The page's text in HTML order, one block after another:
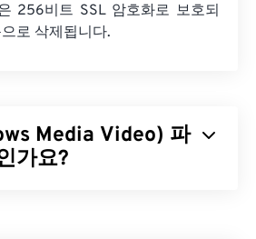
256비트 SSL 암호화로 보호되
로 삭제됩니다.
Media Video) 파
가요?